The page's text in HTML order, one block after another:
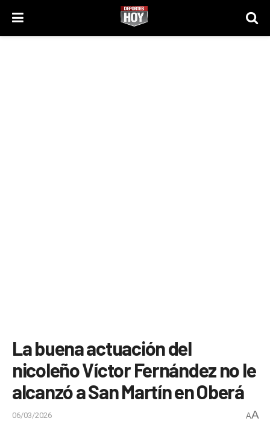
La buena actuación del
nicoleño Víctor Fernández no le
alcanzó a San Martín en Oberá
06/03/2026 AA